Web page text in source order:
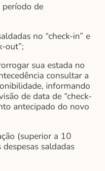
de
no “check-in” e
out”;
sua estada no
consultar a
informando
de data de “check-
antecipado do novo
(superior a 10
saldadas